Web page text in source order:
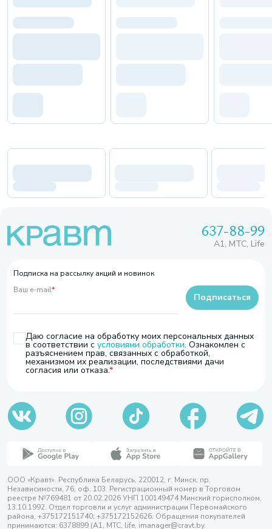
637-88-99
A1, МТС, Life
Подписка на рассылку акций и новинок
Ваш e-mail*
Даю согласие на обработку моих персональных данных
в соответствии с условиями обработки. Ознакомлен с
разъяснением прав, связанных с обработкой,
механизмом их реализации, последствиями дачи
согласия или отказа.
Подписаться
ООО «Кравт». Республика Беларусь, 220012, г. Минск, пр.
Независимости, 76, оф. 103. Регистрационный номер в Торговом
реестре №769481 от 20.02.2026 УНП 100149474 Минский горисполком,
13.10.1992. Отдел торговли и услуг администрации Первомайского
района, +375172151740; +375172152626. Обращения покупателей
принимаются: 6378899 (А1, МТС, life, imanager@cravt.by.